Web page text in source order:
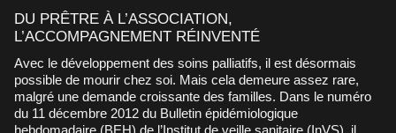
DU PRÊTRE À L’ASSOCIATION,
L’ACCOMPAGNEMENT RÉINVENTÉ
Avec le développement des soins palliatifs, il est désormais
possible de mourir chez soi. Mais cela demeure assez rare,
malgré une demande croissante des familles. Dans le numéro
du 11 décembre 2012 du Bulletin épidémiologique